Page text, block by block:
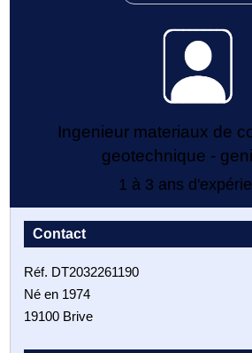
Ingenieur materiaux de
geotechnique -
1 à 3 ans
Contact
Réf. DT2032261190
Né en 1974
19100 Brive